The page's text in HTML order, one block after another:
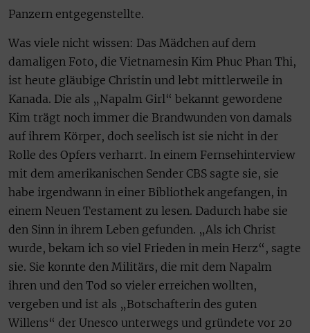
Panzern entgegenstellte.
Was viele nicht wissen: Das Mädchen auf dem
damaligen Foto, die Vietnamesin Kim Phuc Phan Thi,
ist heute gläubige Christin und lebt mittlerweile in
Kanada. Die als „Napalm Girl“ bekannt gewordene
Kim trägt noch immer die Brandwunden von damals
auf ihrem Körper, doch seelisch ist sie nicht in der
Rolle des Opfers verharrt. In einem Fernsehinterview
mit dem amerikanischen Sender CBS sagte sie, sie
habe irgendwann in einer Bibliothek angefangen, in
einem Neuen Testament zu lesen. Dadurch habe sie
den Sinn in ihrem Leben gefunden. „Als ich Christ
wurde, bekam ich so viel Frieden in mein Herz“, sagte
sie. Sie konnte den Militärs, die mit dem Napalm
ihren und den Tod so vieler erreichen wollten,
vergeben und ist als „Botschafterin des guten
Willens“ der Unesco unterwegs und gründete vor 20